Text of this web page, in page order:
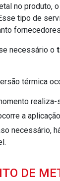
no produto,
tipo de
necessário o
térmica
a
DE